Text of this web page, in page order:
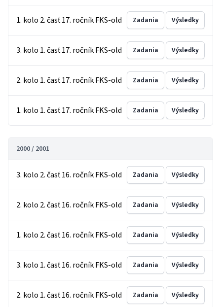
1. kolo 2. časť 17. ročník FKS-old Zadania Výsledky
3. kolo 1. časť 17. ročník FKS-old Zadania Výsledky
2. kolo 1. časť 17. ročník FKS-old Zadania Výsledky
1. kolo 1. časť 17. ročník FKS-old Zadania Výsledky
2000 / 2001
3. kolo 2. časť 16. ročník FKS-old Zadania Výsledky
2. kolo 2. časť 16. ročník FKS-old Zadania Výsledky
1. kolo 2. časť 16. ročník FKS-old Zadania Výsledky
3. kolo 1. časť 16. ročník FKS-old Zadania Výsledky
2. kolo 1. časť 16. ročník FKS-old Zadania Výsledky